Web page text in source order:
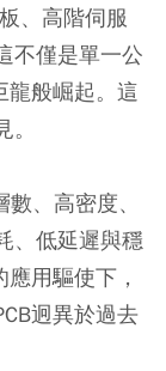
、高階伺服
不僅是單一公
龍般崛起。這
、高密度、
、低延遲與穩
應用驅使下，
迥異於過去